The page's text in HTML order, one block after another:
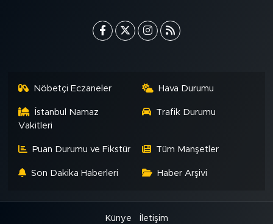
Nöbetçi Eczaneler Hava Durumu
İstanbul Namaz
Vakitleri
Trafik Durumu
Puan Durumu ve Fikstür Tüm Manşetler
Son Dakika Haberleri Haber Arşivi
Künye İletişim